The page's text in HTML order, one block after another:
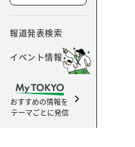
報道発表検索
イベント情報
おすすめの情報を
テーマごとに発信